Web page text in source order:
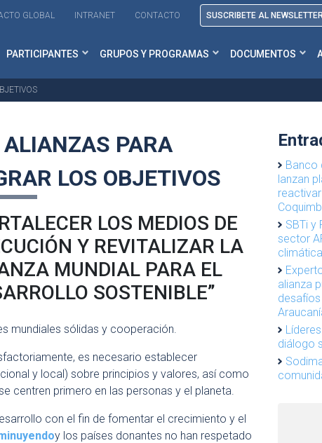
GLOBAL INTRANET CONTACTO SUSCRIBETE AL
PARTICIPANTES GRUPOS Y PROGRAMAS DOCUMENTOS
PARA
LOS OBJETIVOS
LOS MEDIOS DE
Y REVITALIZAR LA
MUNDIAL PARA EL
SOSTENIBLE”
mundiales sólidas y cooperación.
es necesario establecer
y local) sobre principios y valores, así como
centren primero en las personas y el planeta.
con el fin de fomentar el crecimiento y el
y los países donantes no han respetado
Banco
lanzan
SBTi y
sector
alianza
diálogo